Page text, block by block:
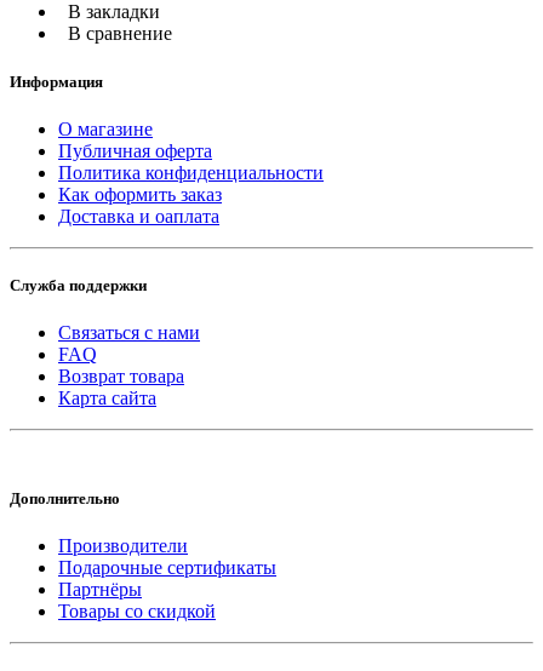
В закладки
В сравнение
Информация
О магазине
Публичная оферта
Политика конфиденциальности
Как оформить заказ
Доставка и оаплата
Служба поддержки
Связаться с нами
FAQ
Возврат товара
Карта сайта
Дополнительно
Производители
Подарочные сертификаты
Партнёры
Товары со скидкой